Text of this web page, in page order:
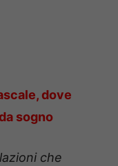
dove
sogno
che